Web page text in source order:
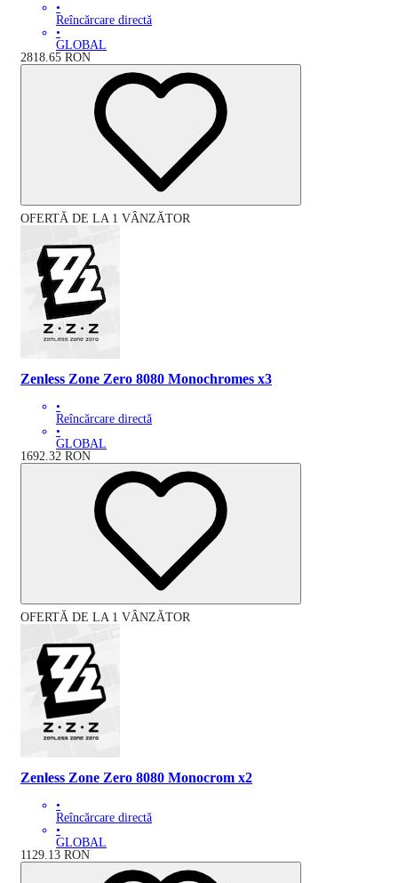
•
Reîncărcare directă
•
GLOBAL
2818.65 RON
OFERTĂ DE LA 1 VÂNZĂTOR
Zenless Zone Zero 8080 Monochromes x3
•
Reîncărcare directă
•
GLOBAL
1692.32 RON
OFERTĂ DE LA 1 VÂNZĂTOR
Zenless Zone Zero 8080 Monocrom x2
•
Reîncărcare directă
•
GLOBAL
1129.13 RON